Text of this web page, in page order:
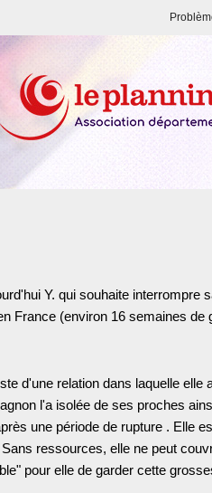
Y. qui souhaite interrompre
France (environ 16 semaines de
d'une relation dans laquelle
l'a isolée de ses proches
une période de rupture . Elle
ressources, elle ne peut
pour elle de garder cette